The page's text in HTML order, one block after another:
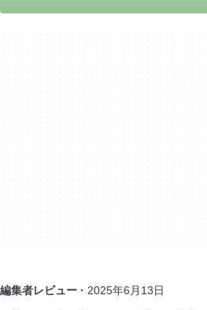
編集者レビュー · 2025年6月13日